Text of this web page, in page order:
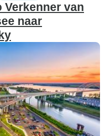
van
naar